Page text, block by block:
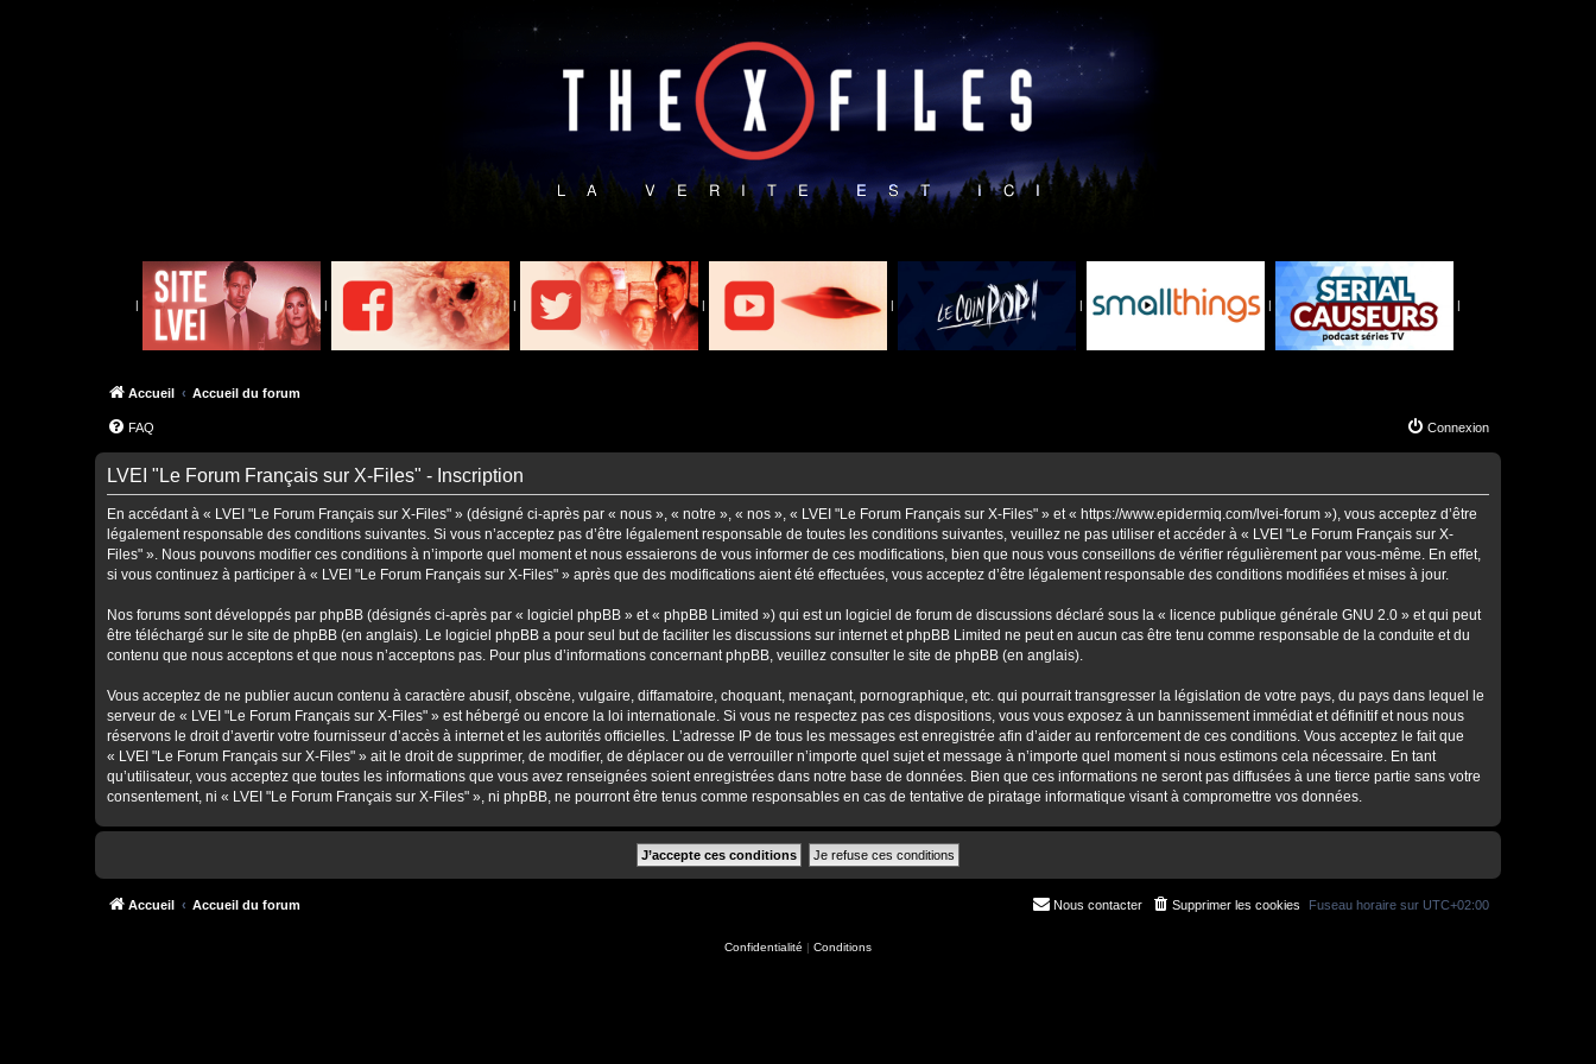
| | | | | | | |
Accueil Accueil du forum
FAQ Connexion
LVEI "Le Forum Français sur X-Files" - Inscription
En accédant à « LVEI "Le Forum Français sur X-Files" » (désigné ci-après par « nous », « notre », « nos », « LVEI "Le Forum Français sur X-Files" » et « https://www.epidermiq.com/lvei-forum »), vous acceptez d’être
légalement responsable des conditions suivantes. Si vous n’acceptez pas d’être légalement responsable de toutes les conditions suivantes, veuillez ne pas utiliser et accéder à « LVEI "Le Forum Français sur X-
Files" ». Nous pouvons modifier ces conditions à n’importe quel moment et nous essaierons de vous informer de ces modifications, bien que nous vous conseillons de vérifier régulièrement par vous-même. En effet,
si vous continuez à participer à « LVEI "Le Forum Français sur X-Files" » après que des modifications aient été effectuées, vous acceptez d’être légalement responsable des conditions modifiées et mises à jour.
Nos forums sont développés par phpBB (désignés ci-après par « logiciel phpBB » et « phpBB Limited ») qui est un logiciel de forum de discussions déclaré sous la « licence publique générale GNU 2.0 » et qui peut
être téléchargé sur le site de phpBB (en anglais). Le logiciel phpBB a pour seul but de faciliter les discussions sur internet et phpBB Limited ne peut en aucun cas être tenu comme responsable de la conduite et du
contenu que nous acceptons et que nous n’acceptons pas. Pour plus d’informations concernant phpBB, veuillez consulter le site de phpBB (en anglais).
Vous acceptez de ne publier aucun contenu à caractère abusif, obscène, vulgaire, diffamatoire, choquant, menaçant, pornographique, etc. qui pourrait transgresser la législation de votre pays, du pays dans lequel le
serveur de « LVEI "Le Forum Français sur X-Files" » est hébergé ou encore la loi internationale. Si vous ne respectez pas ces dispositions, vous vous exposez à un bannissement immédiat et définitif et nous nous
réservons le droit d’avertir votre fournisseur d’accès à internet et les autorités officielles. L’adresse IP de tous les messages est enregistrée afin d’aider au renforcement de ces conditions. Vous acceptez le fait que
« LVEI "Le Forum Français sur X-Files" » ait le droit de supprimer, de modifier, de déplacer ou de verrouiller n’importe quel sujet et message à n’importe quel moment si nous estimons cela nécessaire. En tant
qu’utilisateur, vous acceptez que toutes les informations que vous avez renseignées soient enregistrées dans notre base de données. Bien que ces informations ne seront pas diffusées à une tierce partie sans votre
consentement, ni « LVEI "Le Forum Français sur X-Files" », ni phpBB, ne pourront être tenus comme responsables en cas de tentative de piratage informatique visant à compromettre vos données.
Accueil Accueil du forum Fuseau horaire sur UTC+02:00
Supprimer les cookies
Nous contacter
Confidentialité | Conditions